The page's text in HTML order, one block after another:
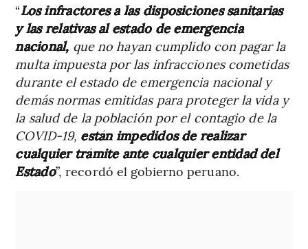
“Los infractores a las disposiciones sanitarias
y las relativas al estado de emergencia
nacional, que no hayan cumplido con pagar la
multa impuesta por las infracciones cometidas
durante el estado de emergencia nacional y
demás normas emitidas para proteger la vida y
la salud de la población por el contagio de la
COVID-19, están impedidos de realizar
cualquier trámite ante cualquier entidad del
Estado”, recordó el gobierno peruano.